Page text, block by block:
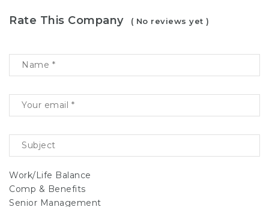
Rate This Company ( No reviews yet )
Work/Life Balance
Comp & Benefits
Senior Management